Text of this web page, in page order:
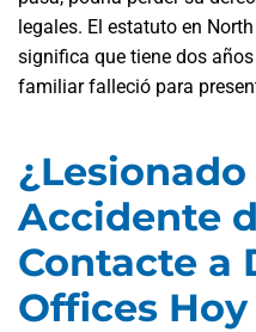
legales. El estatuto en
significa que tiene dos
familiar falleció para
Accidente
Contacte a
Offices Hoy